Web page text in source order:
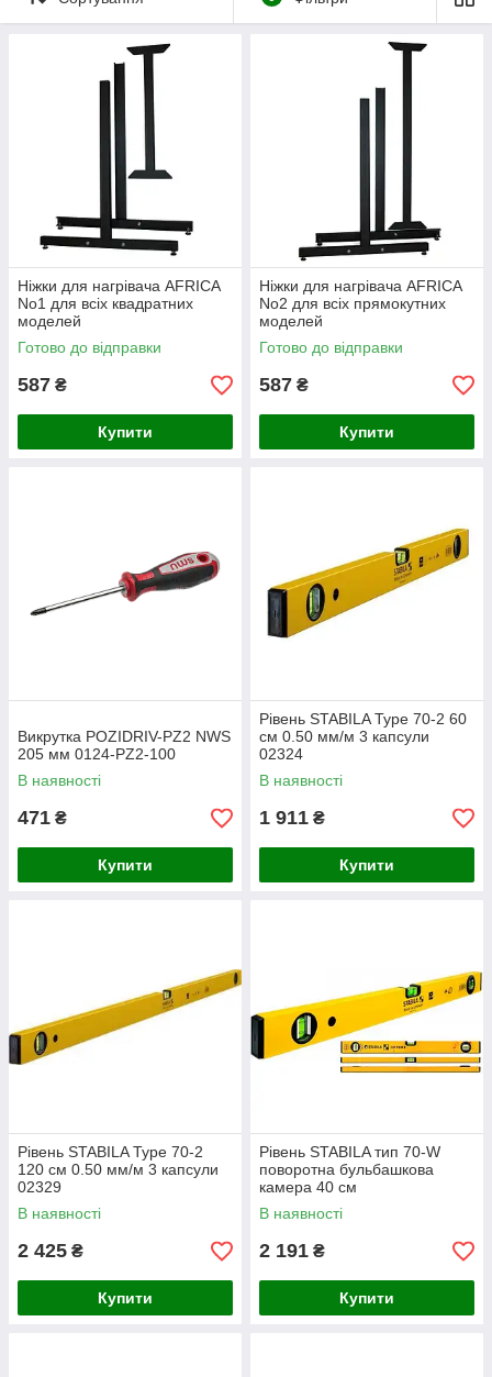
Ніжки для нагрівача AFRICA
No1 для всіх квадратних
моделей
Готово до відправки
587 ₴
Купити
Ніжки для нагрівача AFRICA
No2 для всіх прямокутних
моделей
Готово до відправки
587 ₴
Купити
Викрутка POZIDRIV-PZ2 NWS
205 мм 0124-PZ2-100
В наявності
471 ₴
Купити
Рівень STABILA Type 70-2 60
см 0.50 мм/м 3 капсули
02324
В наявності
1 911 ₴
Купити
Рівень STABILA Type 70-2
120 см 0.50 мм/м 3 капсули
02329
В наявності
2 425 ₴
Купити
Рівень STABILA тип 70-W
поворотна бульбашкова
камера 40 см
В наявності
2 191 ₴
Купити